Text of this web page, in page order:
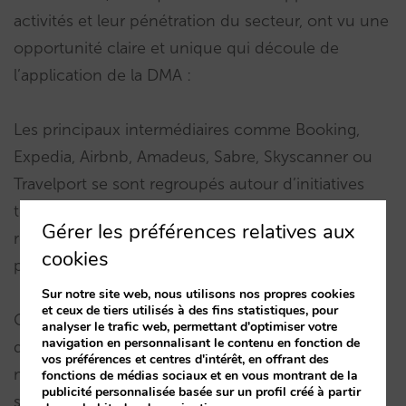
activités et leur pénétration du secteur, ont vu une
opportunité claire et unique qui découle de
l’application de la DMA :
Les principaux intermédiaires comme Booking,
Expedia, Airbnb, Amadeus, Sabre, Skyscanner ou
Travelport se sont regroupés autour d’initiatives
telles que
récupérer ce qu’ils estiment être leur « terrain
perdu » face à Google.
Google est une plateforme de premier plan qui a
développé, au fil de décennies d’investissements
massifs et d’innovation, différentes solutions et
sous-plateformes (Google Maps, Google Hotel
Gérer les préférences relatives aux
cookies
Sur notre site web, nous utilisons nos propres cookies
et ceux de tiers utilisés à des fins statistiques, pour
analyser le trafic web, permettant d'optimiser votre
navigation en personnalisant le contenu en fonction de
vos préférences et centres d'intérêt, en offrant des
fonctions de médias sociaux et en vous montrant de la
publicité personnalisée basée sur un profil créé à partir